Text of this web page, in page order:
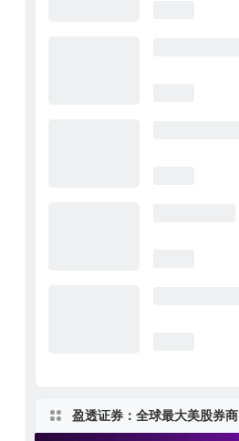
盈透证券：全球最大美股券商